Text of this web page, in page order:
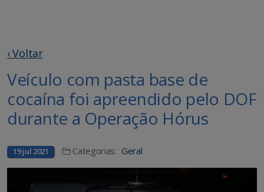
‹ Voltar
Veículo com pasta base de
cocaína foi apreendido pelo DOF
durante a Operação Hórus
19 jul 2021 Categorias: Geral